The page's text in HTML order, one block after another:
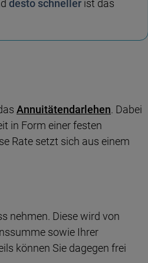
desto schneller ist das
Annuitätendarlehen. Dabei
in Form einer festen
Rate setzt sich aus einem
nehmen. Diese wird von
sowie Ihrer
können Sie dagegen frei